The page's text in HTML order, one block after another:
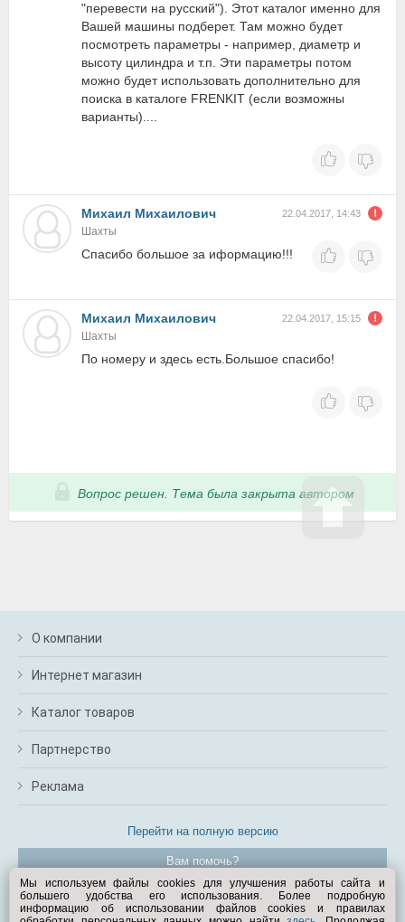
"перевести на русский"). Этот каталог именно для
Вашей машины подберет. Там можно будет
посмотреть параметры - например, диаметр и
высоту цилиндра и т.п. Эти параметры потом
можно будет использовать дополнительно для
поиска в каталоге FRENKIT (если возможны
варианты)....
Михаил Михаилович 22.04.2017, 14:43
Шахты
Спасибо большое за иформацию!!!
Михаил Михаилович 22.04.2017, 15:15
Шахты
По номеру и здесь есть.Большое спасибо!
Вопрос решен. Тема была закрыта автором
О компании
Интернет магазин
Каталог товаров
Партнерство
Реклама
Перейти на полную версию
Вам помочь?
© Exist.ru 1998—2026
Мы используем файлы cookies для улучшения работы сайта и
большего удобства его использования. Более подробную
информацию об использовании файлов cookies и правилах